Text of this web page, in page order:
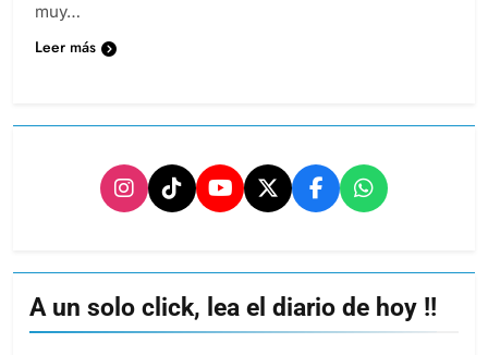
muy…
Leer más
A un solo click, lea el diario de hoy !!